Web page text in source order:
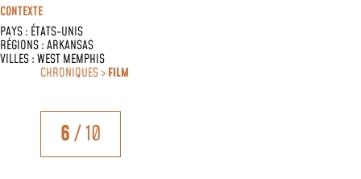
CONTEXTE
PAYS : ÉTATS-UNIS
RÉGIONS :ARKANSAS
VILLES :WEST MEMPHIS
CHRONIQUES >FILM
6/ 10